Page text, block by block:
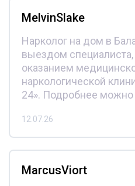
MelvinSlake
Нарколог на дом в
выездом
оказанием
наркологической
24». Подробнее можно
12.07.26
MarcusViort